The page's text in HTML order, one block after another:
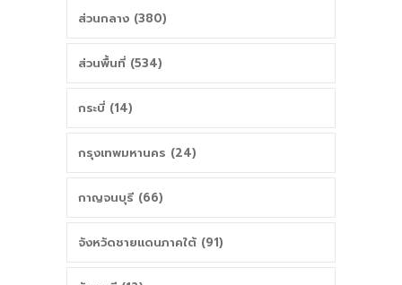
ส่วนกลาง (380)
ส่วนพื้นที่ (534)
กระบี่ (14)
กรุงเทพมหานคร (24)
กาญจนบุรี (66)
จังหวัดชายแดนภาคใต้ (91)